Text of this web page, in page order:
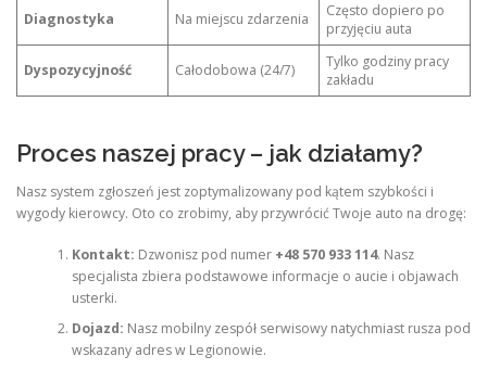
Diagnostyka Na miejscu zdarzenia
Często dopiero po
przyjęciu auta
Dyspozycyjność Całodobowa (24/7)
Tylko godziny pracy
zakładu
Proces naszej pracy – jak działamy?
Nasz system zgłoszeń jest zoptymalizowany pod kątem szybkości i
wygody kierowcy. Oto co zrobimy, aby przywrócić Twoje auto na drogę:
Kontakt: Dzwonisz pod numer +48 570 933 114. Nasz
specjalista zbiera podstawowe informacje o aucie i objawach
usterki.
Dojazd: Nasz mobilny zespół serwisowy natychmiast rusza pod
wskazany adres w Legionowie.